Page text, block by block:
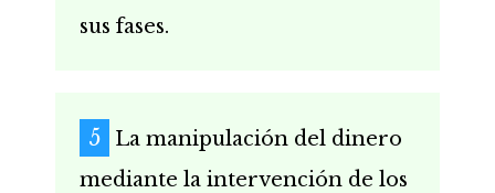
sus fases.
La manipulación del dinero
mediante la intervención de los